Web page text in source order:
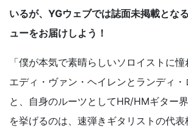
いるが、YGウェブでは誌面未掲載とな
ューをお届けしよう！
「僕が本気で素晴らしいソロイストに憧
エディ・ヴァン・ヘイレンとランディ・
と、自身のルーツとしてHR/HMギター
を挙げるのは、速弾きギタリストの代表